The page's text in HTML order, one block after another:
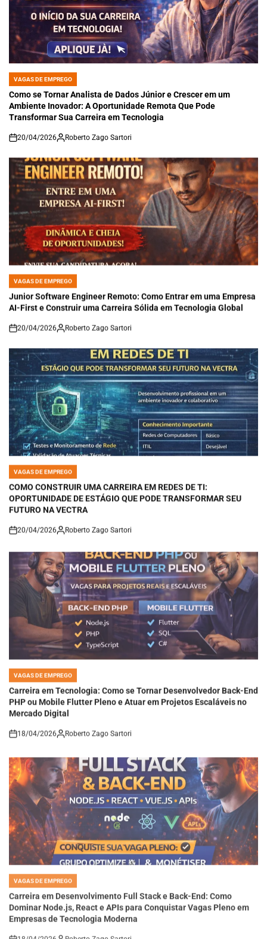
POSTED
IN
VAGAS DE EMPREGO
Como se Tornar Analista de Dados Júnior e Crescer em um
Ambiente Inovador: A Oportunidade Remota Que Pode
Transformar Sua Carreira em Tecnologia
on
20/04/2026 Roberto Zago Sartori
POSTED
VAGAS DE EMPREGO
Junior Software Engineer Remoto: Como Entrar em uma Empresa
AI-First e Construir uma Carreira Sólida em Tecnologia Global
on
20/04/2026 Roberto Zago Sartori
POSTED
IN
VAGAS DE EMPREGO
COMO CONSTRUIR UMA CARREIRA EM REDES DE TI:
OPORTUNIDADE DE ESTÁGIO QUE PODE TRANSFORMAR SEU
FUTURO NA VECTRA
on
POSTED
Carreira em Tecnologia: Como se Tornar Desenvolvedor Back-End
PHP ou Mobile Flutter Pleno e Atuar em Projetos Escaláveis no
Mercado Digital
on
VAGAS DE EMPREGO
Carreira em Desenvolvimento Full Stack e Back-End: Como
Dominar Node.js, React e APIs para Conquistar Vagas Pleno em
Empresas de Tecnologia Moderna
18/04/2026 Roberto Zago Sartori